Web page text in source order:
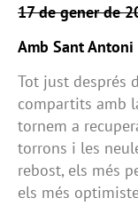
17 de gener de
Amb Sant Antoni
Tot just després
compartits amb
tornem a
torrons i les
rebost, els més
els més